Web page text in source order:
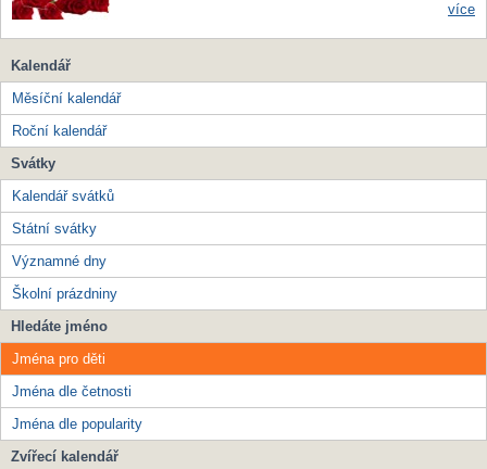
více
Kalendář
Měsíční kalendář
Roční kalendář
Svátky
Kalendář svátků
Státní svátky
Významné dny
Školní prázdniny
Hledáte jméno
Jména pro děti
Jména dle četnosti
Jména dle popularity
Zvířecí kalendář